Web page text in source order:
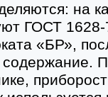
на
ГОСТ
«БР»,